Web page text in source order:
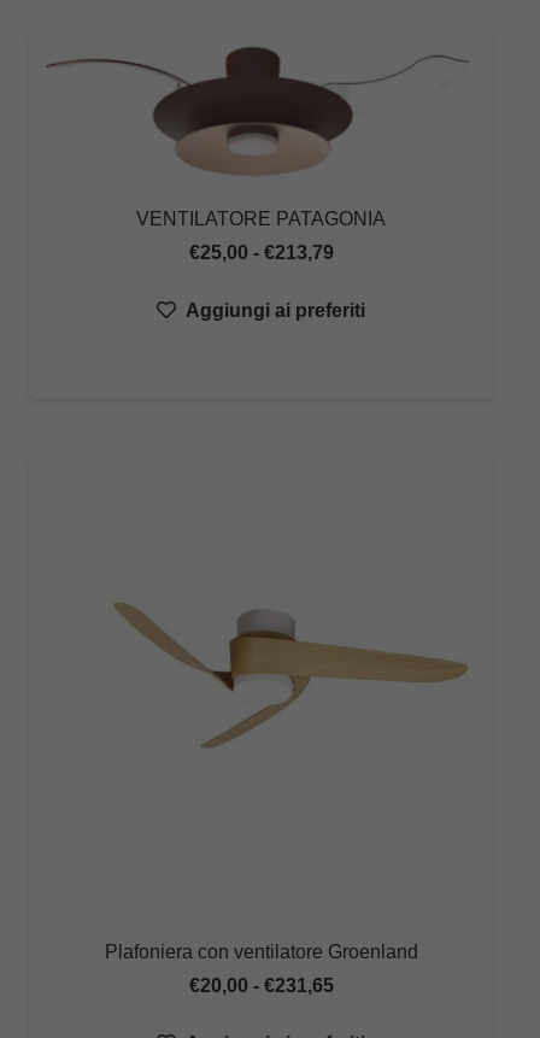
VENTILATORE PATAGONIA
€25,00 - €213,79Fascia
prezzo:
Aggiungi ai preferiti
Plafoniera con ventilatore Groenland
€20,00 - €231,65Fascia